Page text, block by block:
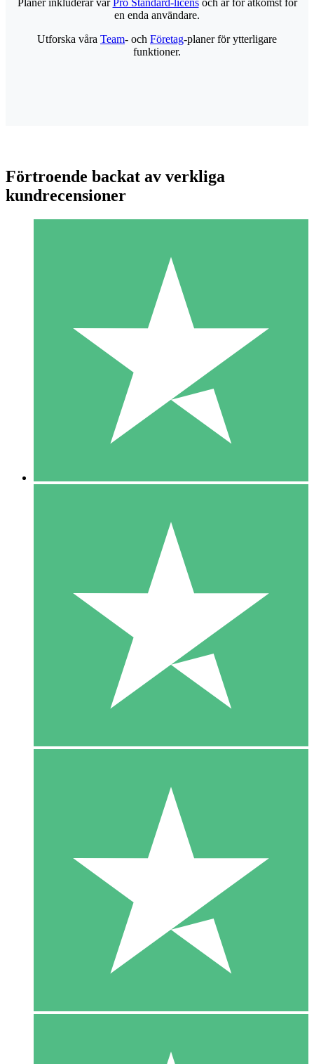
Individuella Kreditpaket
Betala per användning med nedladdningskrediter. Inget
1 Nedladdningar
10 00
10 Nedladdningar
20 00
en enda användare.
Utforska våra Team- och Företag-planer för ytterligare
funktioner.
Förtroende backat av verkliga
kundrecensioner